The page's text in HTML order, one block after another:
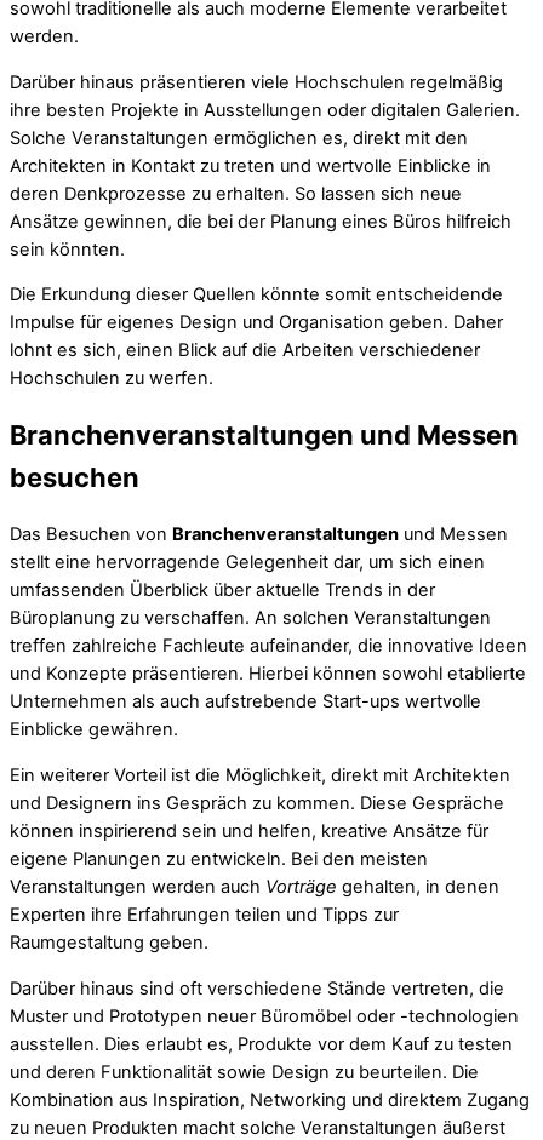
sowohl traditionelle als auch moderne Elemente verarbeitet
werden.
Darüber hinaus präsentieren viele Hochschulen regelmäßig
ihre besten Projekte in Ausstellungen oder digitalen Galerien.
Solche Veranstaltungen ermöglichen es, direkt mit den
Architekten in Kontakt zu treten und wertvolle Einblicke in
deren Denkprozesse zu erhalten. So lassen sich neue
Ansätze gewinnen, die bei der Planung eines Büros hilfreich
sein könnten.
Die Erkundung dieser Quellen könnte somit entscheidende
Impulse für eigenes Design und Organisation geben. Daher
lohnt es sich, einen Blick auf die Arbeiten verschiedener
Hochschulen zu werfen.
Branchenveranstaltungen und Messen
besuchen
Das Besuchen von Branchenveranstaltungen und Messen
stellt eine hervorragende Gelegenheit dar, um sich einen
umfassenden Überblick über aktuelle Trends in der
Büroplanung zu verschaffen. An solchen Veranstaltungen
treffen zahlreiche Fachleute aufeinander, die innovative Ideen
und Konzepte präsentieren. Hierbei können sowohl etablierte
Unternehmen als auch aufstrebende Start-ups wertvolle
Einblicke gewähren.
Ein weiterer Vorteil ist die Möglichkeit, direkt mit Architekten
und Designern ins Gespräch zu kommen. Diese Gespräche
können inspirierend sein und helfen, kreative Ansätze für
eigene Planungen zu entwickeln. Bei den meisten
Veranstaltungen werden auch Vorträge gehalten, in denen
Experten ihre Erfahrungen teilen und Tipps zur
Raumgestaltung geben.
Darüber hinaus sind oft verschiedene Stände vertreten, die
Muster und Prototypen neuer Büromöbel oder -technologien
ausstellen. Dies erlaubt es, Produkte vor dem Kauf zu testen
und deren Funktionalität sowie Design zu beurteilen. Die
Kombination aus Inspiration, Networking und direktem Zugang
zu neuen Produkten macht solche Veranstaltungen äußerst